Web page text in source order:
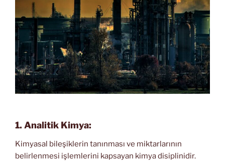
1. Analitik Kimya:
Kimyasal bileşiklerin tanınması ve miktarlarının
belirlenmesi işlemlerini kapsayan kimya disiplinidir.